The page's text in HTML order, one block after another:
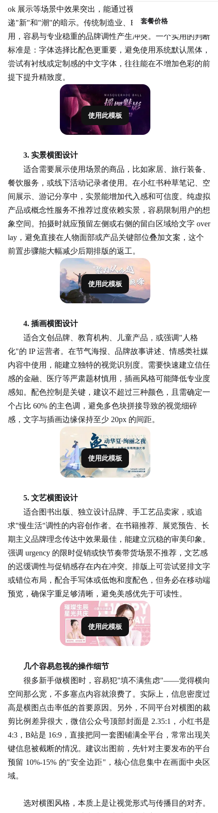
套餐价格
ok 展示等场景中效果突出，能通过视觉语言传
递"新"和"潮"的暗示。传统制造业 、B2B 严肃商业场景慎
用，容易与专业稳重的品牌调性产生冲突。一个实用的判断
标准是：字体选择比配色更重要，避免使用系统默认黑体，
尝试有衬线或定制感的中文字体，往往能在不增加色彩的前
提下提升精致度。
使用此模板
3. 实景横图设计
适合需要展示使用场景的商品，比如家居、旅行装备、
餐饮服务，或线下活动记录者使用。在小红书种草笔记、空
间展示、游记分享中，实景能增加代入感和可信度。纯虚拟
产品或概念性服务不推荐过度依赖实景，容易限制用户的想
象空间。拍摄时就应预留左侧或右侧的留白区域给文字 over
lay，避免直接在人物面部或产品关键部位叠加文案，这个
前置步骤能大幅减少后期排版的返工。
使用此模板
4. 插画横图设计
适合文创品牌、教育机构、儿童产品，或强调"人格
化"的 IP 运营者。在节气海报、品牌故事讲述、情感类社媒
内容中使用，能建立独特的视觉识别度。需要快速建立信任
感的金融、医疗等严肃题材慎用，插画风格可能降低专业度
感知。配色控制是关键，建议不超过三种颜色，且需确定一
个占比 60% 的主色调，避免多色块拼接导致的视觉细碎
感，文字与插画边缘保持至少 20px 的间距。
使用此模板
5. 文艺横图设计
适合图书出版、独立设计品牌、手工艺品卖家，或追
求"慢生活"调性的内容创作者。在书籍推荐、展览预告、长
期主义品牌理念传达中效果最佳，能建立沉稳的审美印象。
强调 urgency 的限时促销或快节奏带货场景不推荐，文艺感
的迟缓调性与促销感存在内在冲突。排版上可尝试竖排文字
或错位布局，配合手写体或低饱和度配色，但务必在移动端
预览，确保字重足够清晰，避免美感优先于可读性。
使用此模板
几个容易忽视的操作细节
很多新手做横图时，容易犯"填不满焦虑"——觉得横向
空间那么宽，不多塞点内容就浪费了。实际上，信息密度过
高是横图点击率低的首要原因。另外，不同平台对横图的裁
剪比例差异很大，微信公众号顶部封面是 2.35:1，小红书是
4:3，B站是 16:9，直接把同一套图铺满全平台，常常出现关
键信息被截断的情况。建议出图前，先针对主要发布的平台
预留 10%-15% 的"安全边距"，核心信息集中在画面中央区
域。
选对横图风格，本质上是让视觉形式与传播目的对齐。